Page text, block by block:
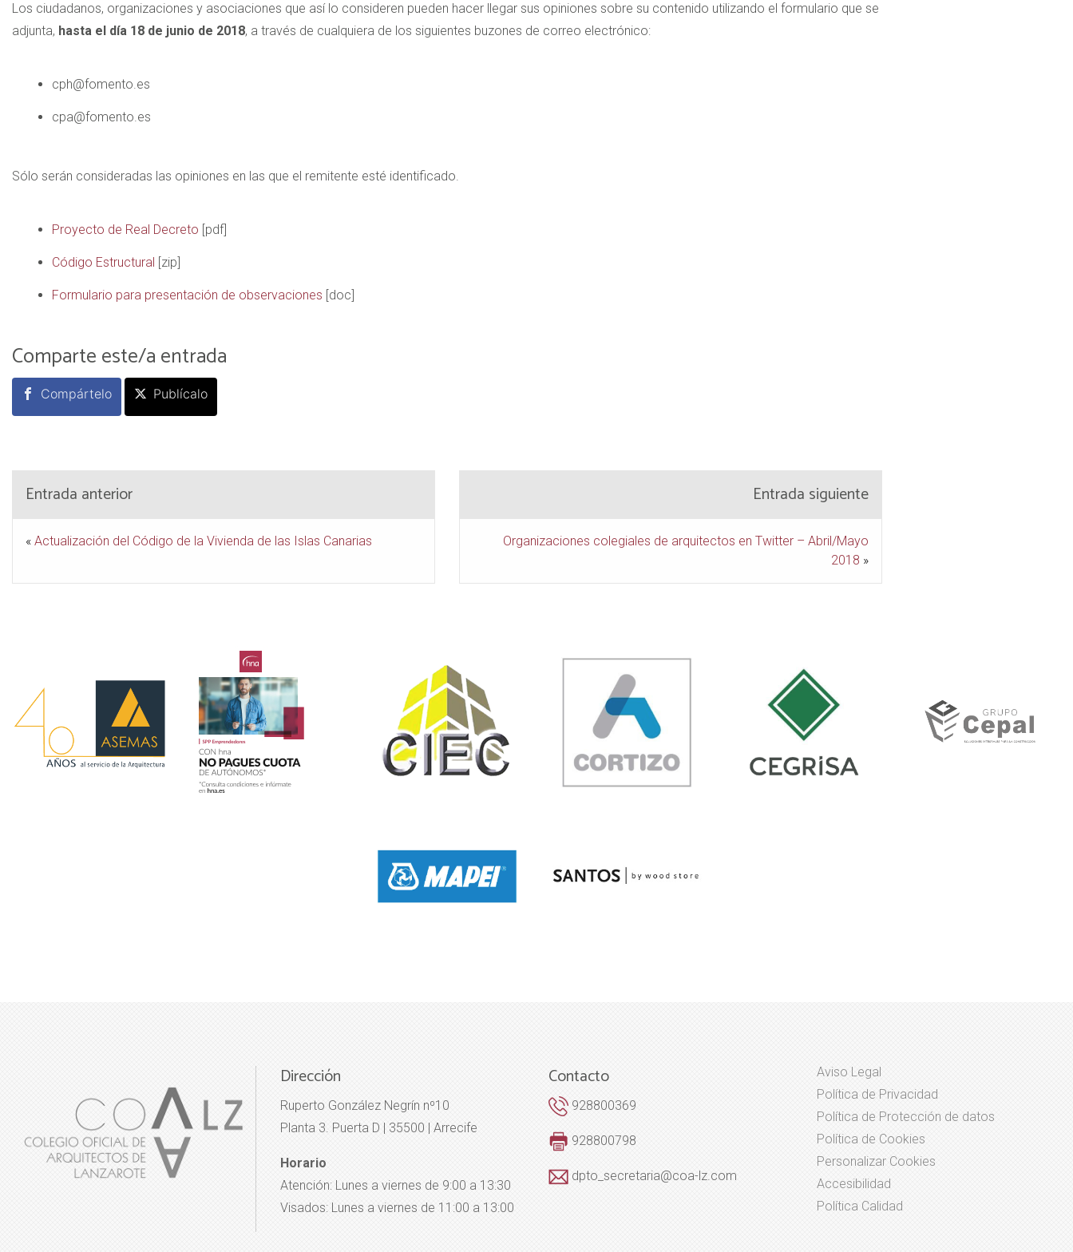
Los ciudadanos, organizaciones y asociaciones que así lo consideren pueden hacer llegar sus opiniones sobre su contenido utilizando el formulario que se
adjunta, hasta el día 18 de junio de 2018, a través de cualquiera de los siguientes buzones de correo electrónico:
cph@fomento.es
cpa@fomento.es
Sólo serán consideradas las opiniones en las que el remitente esté identificado.
Proyecto de Real Decreto [pdf]
Código Estructural [zip]
Formulario para presentación de observaciones [doc]
Comparte este/a entrada
Compártelo Publícalo
Entrada anterior
« Actualización del Código de la Vivienda de las Islas Canarias
Entrada siguiente
Organizaciones colegiales de arquitectos en Twitter – Abril/Mayo
2018 »
Dirección
Ruperto González Negrín nº10
Planta 3. Puerta D | 35500 | Arrecife
Horario
Atención: Lunes a viernes de 9:00 a 13:30
Visados: Lunes a viernes de 11:00 a 13:00
Contacto
928800369
928800798
dpto_secretaria@coa-lz.com
Aviso Legal
Política de Privacidad
Política de Protección de datos
Política de Cookies
Personalizar Cookies
Accesibilidad
Política Calidad